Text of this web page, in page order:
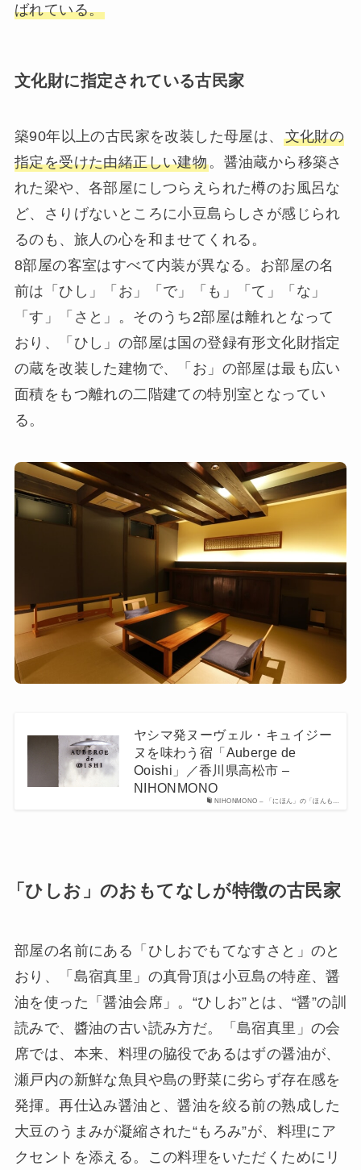
ばれている。
文化財に指定されている古民家
築90年以上の古民家を改装した母屋は、 文化財の
指定を受けた由緒正しい建物。醤油蔵から移築さ
れた梁や、各部屋にしつらえられた樽のお風呂な
ど、さりげないところに小豆島らしさが感じられ
るのも、旅人の心を和ませてくれる。
8部屋の客室はすべて内装が異なる。お部屋の名
前は「ひし」「お」「で」「も」「て」「な」
「す」「さと」。そのうち2部屋は離れとなって
おり、「ひし」の部屋は国の登録有形文化財指定
の蔵を改装した建物で、「お」の部屋は最も広い
面積をもつ離れの二階建ての特別室となってい
る。
NIHONMONO – 「にほん」の「ほんも…
ヤシマ発ヌーヴェル・キュイジー
ヌを味わう宿「Auberge de
Ooishi」／香川県高松市 –
NIHONMONO
「ひしお」のおもてなしが特徴の古民家
部屋の名前にある「ひしおでもてなすさと」のと
おり、「島宿真里」の真骨頂は小豆島の特産、醤
油を使った「醤油会席」。“ひしお”とは、“醤”の訓
読みで、醬油の古い読み方だ。「島宿真里」の会
席では、本来、料理の脇役であるはずの醤油が、
瀬戸内の新鮮な魚貝や島の野菜に劣らず存在感を
発揮。再仕込み醤油と、醤油を絞る前の熟成した
大豆のうまみが凝縮された“もろみ”が、料理にア
クセントを添える。この料理をいただくためにリ